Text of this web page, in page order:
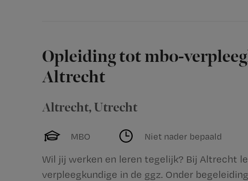
Opleiding tot mbo-
Altrecht
Altrecht, Utrecht
MBO Niet nader bepaald
Wil jij werken en leren tegelijk? Bij Altrecht
verpleegkundige in de ggz. Onder